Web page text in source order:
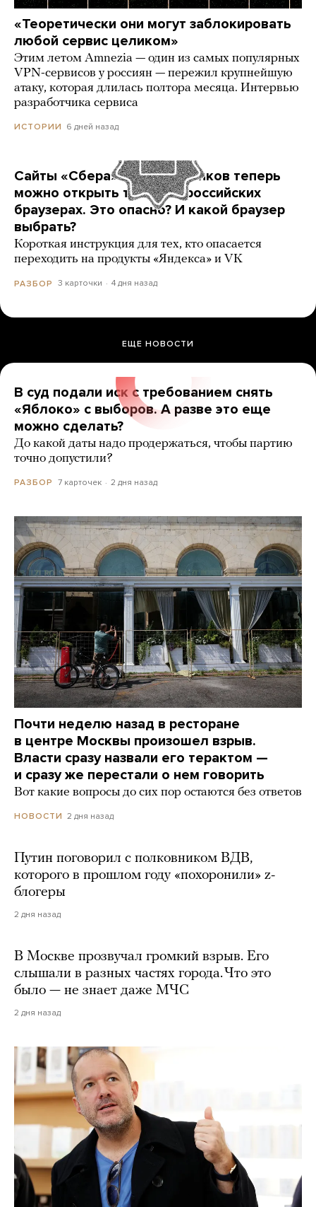
«Теоретически они могут заблокировать
любой сервис целиком»
Этим летом Amnezia — один из самых популярных
VPN-сервисов у россиян — пережил крупнейшую
атаку, которая длилась полтора месяца. Интервью
разработчика сервиса
ИСТОРИИ 6 дней назад
Сайты «Сбера» и других банков теперь
можно открыть только в российских
браузерах. Это опасно? И какой браузер
выбрать?
Короткая инструкция для тех, кто опасается
переходить на продукты «Яндекса» и VK
РАЗБОР 3 карточки 4 дня назад
ЕЩЕ НОВОСТИ
В суд подали иск с требованием снять
«Яблоко» с выборов. А разве это еще
можно сделать?
До какой даты надо продержаться, чтобы партию
точно допустили?
РАЗБОР 7 карточек 2 дня назад
Почти неделю назад в ресторане
в центре Москвы произошел взрыв.
Власти сразу назвали его терактом —
и сразу же перестали о нем говорить
Вот какие вопросы до сих пор остаются без ответов
НОВОСТИ 2 дня назад
Путин поговорил с полковником ВДВ,
которого в прошлом году «похоронили» z-
блогеры
2 дня назад
В Москве прозвучал громкий взрыв. Его
слышали в разных частях города. Что это
было — не знает даже МЧС
2 дня назад